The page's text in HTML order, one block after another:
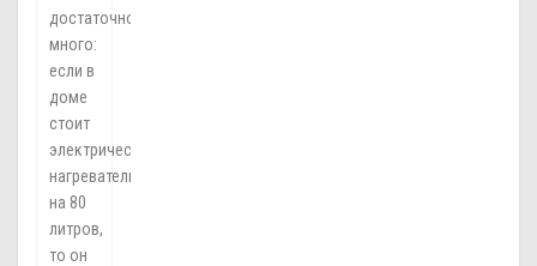
достаточно
много:
если в
доме
стоит
электрический
нагреватель
на 80
литров,
то он